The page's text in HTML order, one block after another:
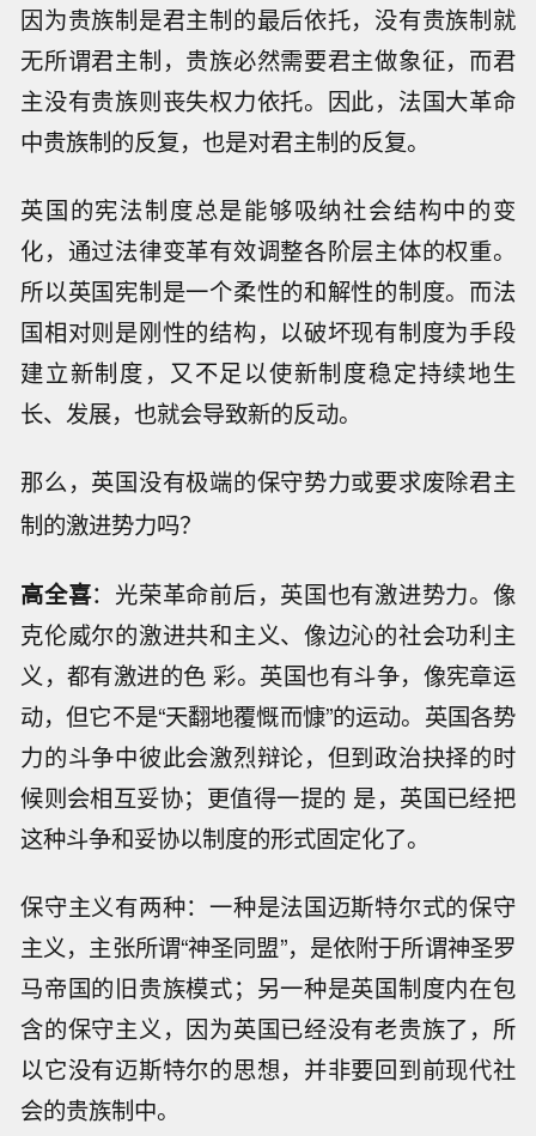
因为贵族制是君主制的最后依托，没有贵族制就
无所谓君主制，贵族必然需要君主做象征，而君
主没有贵族则丧失权力依托。因此，法国大革命
中贵族制的反复，也是对君主制的反复。
英国的宪法制度总是能够吸纳社会结构中的变
化，通过法律变革有效调整各阶层主体的权重。
所以英国宪制是一个柔性的和解性的制度。而法
国相对则是刚性的结构，以破坏现有制度为手段
建立新制度，又不足以使新制度稳定持续地生
长、发展，也就会导致新的反动。
那么，英国没有极端的保守势力或要求废除君主
制的激进势力吗？
高全喜：光荣革命前后，英国也有激进势力。像
克伦威尔的激进共和主义、像边沁的社会功利主
义，都有激进的色 彩。英国也有斗争，像宪章运
动，但它不是“天翻地覆慨而慷”的运动。英国各势
力的斗争中彼此会激烈辩论，但到政治抉择的时
候则会相互妥协；更值得一提的 是，英国已经把
这种斗争和妥协以制度的形式固定化了。
保守主义有两种：一种是法国迈斯特尔式的保守
主义，主张所谓“神圣同盟”，是依附于所谓神圣罗
马帝国的旧贵族模式；另一种是英国制度内在包
含的保守主义，因为英国已经没有老贵族了，所
以它没有迈斯特尔的思想，并非要回到前现代社
会的贵族制中。